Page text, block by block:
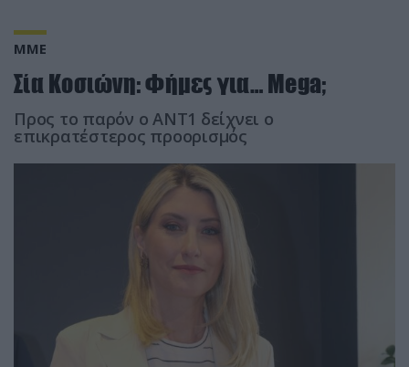
ΜΜΕ
Σία Κοσιώνη: Φήμες για… Mega;
Προς το παρόν ο ΑΝΤ1 δείχνει ο
επικρατέστερος προορισμός